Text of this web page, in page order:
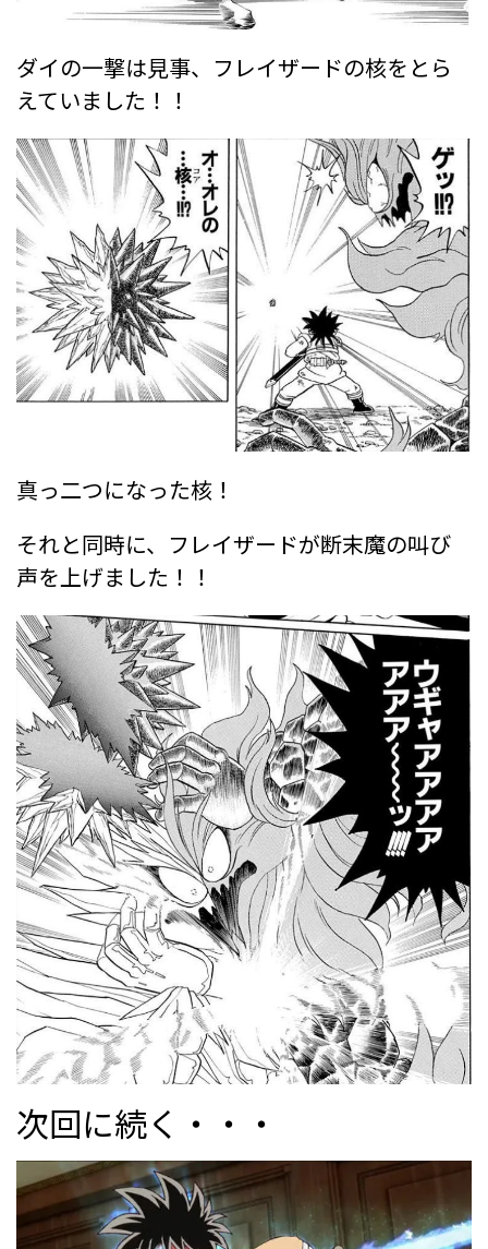
ダイの一撃は見事、フレイザードの核をとら
えていました！！
真っ二つになった核！
それと同時に、フレイザードが断末魔の叫び
声を上げました！！
次回に続く・・・